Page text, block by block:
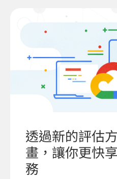
透過新的評估
畫，讓你更快
務